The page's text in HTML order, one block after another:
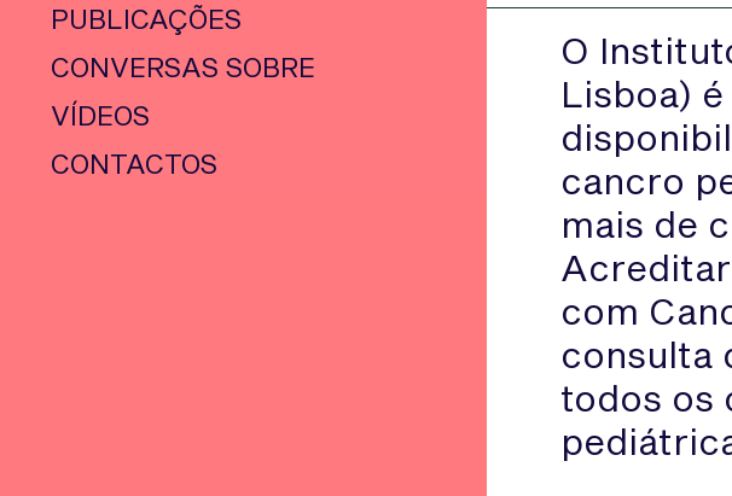
PUBLICAÇÕES
CONVERSAS SOBRE
VÍDEOS
CONTACTOS
O
Lisboa)
cancro
mais de
com
consulta
todos os